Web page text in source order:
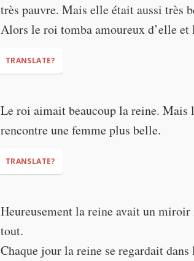
très pauvre. Mais elle était aussi très
Alors le roi tomba amoureux d’elle et
TRANSLATE?
Le roi aimait beaucoup la reine.
rencontre une femme plus belle.
TRANSLATE?
had fear)
Heureusement la reine avait un
tout.
Chaque jour la reine se regardait